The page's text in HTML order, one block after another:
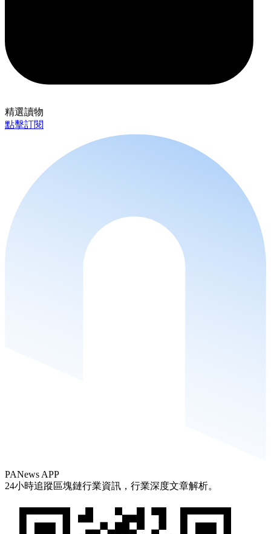
精選讀物
點擊訂閱
PANews APP
24小時追蹤區塊鏈行業資訊，行業深度文章解析。